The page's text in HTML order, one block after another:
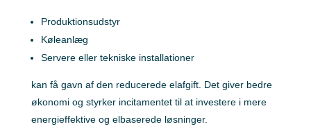
Produktionsudstyr
Køleanlæg
Servere eller tekniske installationer
kan få gavn af den reducerede elafgift. Det giver bedre
økonomi og styrker incitamentet til at investere i mere
energieffektive og elbaserede løsninger.